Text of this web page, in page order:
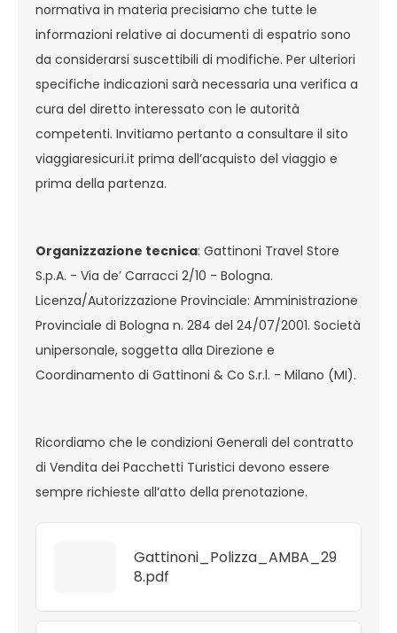
normativa in materia precisiamo che tutte le
informazioni relative ai documenti di espatrio sono
da considerarsi suscettibili di modifiche. Per ulteriori
specifiche indicazioni sarà necessaria una verifica a
cura del diretto interessato con le autorità
competenti. Invitiamo pertanto a consultare il sito
viaggiaresicuri.it prima dell’acquisto del viaggio e
prima della partenza.
Organizzazione tecnica: Gattinoni Travel Store
S.p.A. - Via de’ Carracci 2/10 - Bologna.
Licenza/Autorizzazione Provinciale: Amministrazione
Provinciale di Bologna n. 284 del 24/07/2001. Società
unipersonale, soggetta alla Direzione e
Coordinamento di Gattinoni & Co S.r.l. - Milano (MI).
Ricordiamo che le condizioni Generali del contratto
di Vendita dei Pacchetti Turistici devono essere
sempre richieste all’atto della prenotazione.
Gattinoni_Polizza_AMBA_29
8.pdf